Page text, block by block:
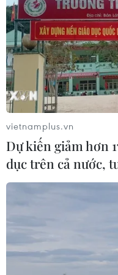
Thứ trưởng Bộ Giáo
công tác chuẩn bị thi
Xử lý nghiêm cán
có công điện gửi
tỉnh, thành phố trực
các trường đại học,
tổ chức kỳ thi, về
vietnamplus.vn
Dự kiến giảm hơn
dục trên cả nước,